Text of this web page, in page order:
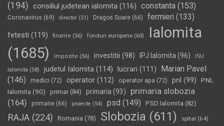
(194) consiliul judetean ialomita (116) constanta (153)
Coronavirus (69) director (51) Dragos Soare (66) fermieri (133)
fetesti (119) finante (56) fonduri europene (60)
Ialomita
(1685)
impozite (56) investitii (98) IPJ Ialomita (96) ISU
Ialomita (58) judetul Ialomita (114) lucrari (111)
Marian Pavel
(146)
medici (72) operator (112) operator apa (72) pnl (99)
PNL
Ialomita (90) primar(84) primaria (93)
primaria slobozia
(164)
primarie (66) proiecte (54) psd (149) PSD Ialomita (82)
RAJA (224) Romania (78) Slobozia (611) spital (64)